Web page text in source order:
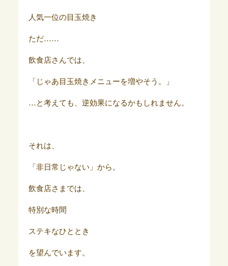
人気一位の目玉焼き
ただ……
飲食店さんでは、
「じゃあ目玉焼きメニューを増やそう。」
…と考えても、逆効果になるかもしれません。
それは、
「非日常じゃない」から。
飲食店さまでは、
特別な時間
ステキなひととき
を望んでいます。